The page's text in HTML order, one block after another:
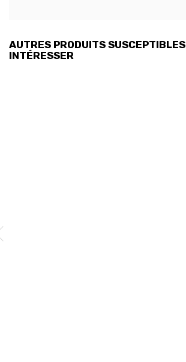
AUTRES PRODUITS
INTÉRESSER